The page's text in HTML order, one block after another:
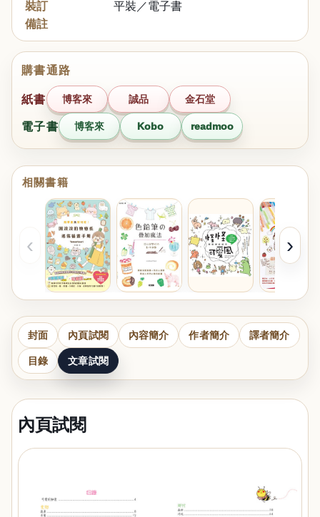
裝訂
平裝／電子書
備註
購書通路
紙書 博客來 誠品 金石堂
電子書 博客來 Kobo readmoo
相關書籍
‹ ›
封面 內頁試閱 內容簡介 作者簡介 譯者簡介
目錄 文章試閱
內頁試閱